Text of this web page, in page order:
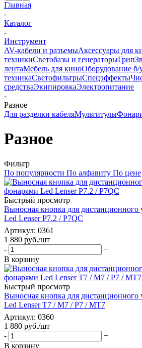
Главная
-
Каталог
-
Инструмент
AV-кабели и разъемыАксессуары для
техникиСветобазы и генераторыГрип
лентаМебель для киноОборудование б/
техникаСветофильтрыСпецэффекты
средстваЭкипировкаЭлектропитание
-
Разное
Для разделки кабеляМультитулы
Разное
Фильтр
По популярности По алфавиту По цене
Быстрый просмотр
Выносная кнопка для дистанционного
Led Lenser P7.2 / P7QC
Артикул: 0361
1 880 руб./шт
-
+
В корзину
Быстрый просмотр
Выносная кнопка для дистанционного
Led Lenser T7 / M7 / P7 / MT7
Артикул: 0360
1 880 руб./шт
-
+
В корзину